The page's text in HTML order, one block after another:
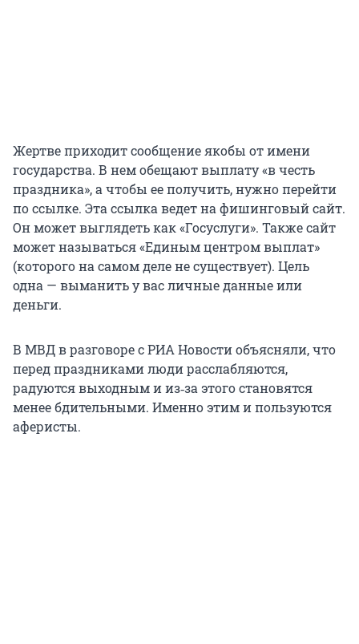
Жертве приходит сообщение якобы от имени
государства. В нем обещают выплату «в честь
праздника», а чтобы ее получить, нужно перейти
по ссылке. Эта ссылка ведет на фишинговый сайт.
Он может выглядеть как «Госуслуги». Также сайт
может называться «Единым центром выплат»
(которого на самом деле не существует). Цель
одна — выманить у вас личные данные или
деньги.
В МВД в разговоре с РИА Новости объясняли, что
перед праздниками люди расслабляются,
радуются выходным и из‑за этого становятся
менее бдительными. Именно этим и пользуются
аферисты.